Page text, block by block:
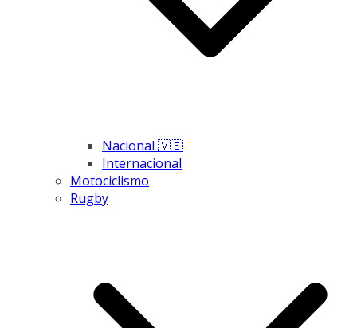
Nacional 🇻🇪
Internacional
Motociclismo
Rugby